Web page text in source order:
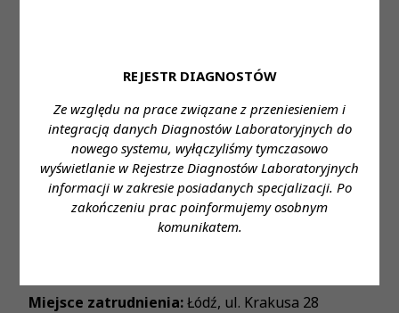
REJESTR DIAGNOSTÓW
Ze względu na prace związane z przeniesieniem i
integracją danych Diagnostów Laboratoryjnych do
nowego systemu, wyłączyliśmy tymczasowo
wyświetlanie w Rejestrze Diagnostów Laboratoryjnych
informacji w zakresie posiadanych specjalizacji. Po
zakończeniu prac poinformujemy osobnym
komunikatem.
- Możliwość przystąpienia do ubezpieczenia
- Dostęp do platformy umożliwiającej naukę języka
angielskiego
- Dostęp do platformy kafeteryjnej - to Ty
wybierasz dla siebie benefity w ramach
przyznawanej co miesiąc puli punktów
- Program Poleceń Pracowniczych, dzięki któremu
Miejsce zatrudnienia:Łódź, ul. Krakusa 28